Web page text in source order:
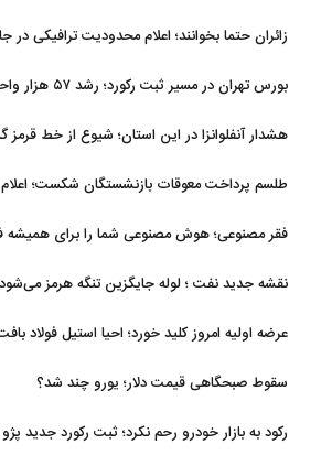
زائران حتما بخوانند؛ اعلام محدودیت ترافیکی
بورس تهران در مسیر ثبت رکورد؛ رشد ۵۷ هزار واحدی شاخص کل
هشدار آنفلوانزا در این استان؛ شیوع از خط
طلسم پرداخت معوقات بازنشستگان شکست؛ اعلام
فقر مصنوعی؛ هوش مصنوعی شما را برای همیشه فقیر خواهد کرد؟
نقشه جدید نفت ؛ لوله جایگزین تنگه هرمز
عرضه اولیه امروز کلید خورد؛ احیا استیل فولاد
سقوط صبحگاهی قیمت دلار؛ یورو چند شد؟
رکود به بازار خودرو رحم نکرد؛ ثبت رکورد جدید پژو ۲۰۷ و شاهین